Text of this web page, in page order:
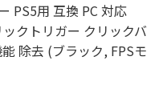
PS5用 互換 PC 対応
クトリガー クリックバ
除去 (ブラック, FPSモ